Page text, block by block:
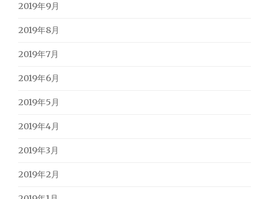
2019年9月
2019年8月
2019年7月
2019年6月
2019年5月
2019年4月
2019年3月
2019年2月